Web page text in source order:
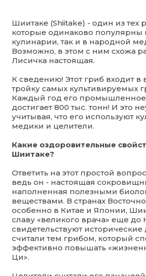
Шиитаке (Shiitake) - один из тех
которые одинаково популярны
кулинарии, так и в народной
Возможно, в этом с ним схожа
Лисичка настоящая.
К сведению! Этот гриб входит
тройку самых культивируемых
Каждый год его
достигает 800 тыс. тонн! И это
учитывая, что его используют
медики и целители.
Какие оздоровительные
Шиитаке?
Ответить на этот простой
ведь он - настоящая
наполненная полезными
веществами. В странах
особенно в Китае и Японии,
славу «великого врача» еще до
свидетельствуют исторические
считали тем грибом, который
эффективно повышать
Ци».